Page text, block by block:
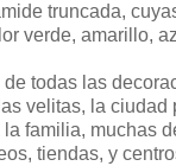
truncada,
verde, amarillo,
de todas las
velitas, la ciudad
la familia, muchas
tiendas, y